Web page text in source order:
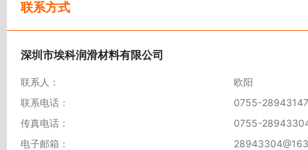
联系方式
深圳市埃科润滑材料有限公司
联系人：
欧阳
联系电话：
0755-28943147
传真电话：
0755-
电子邮箱：